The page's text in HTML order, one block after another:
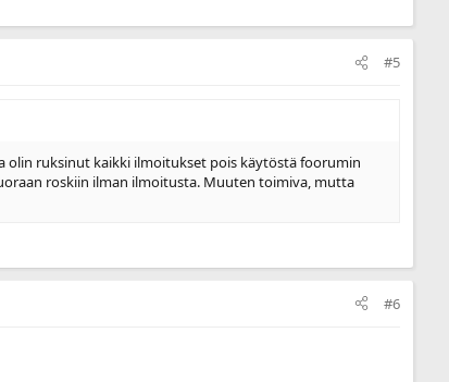
#5
olin ruksinut kaikki ilmoitukset pois käytöstä foorumin
roskiin ilman ilmoitusta. Muuten toimiva, mutta
#6